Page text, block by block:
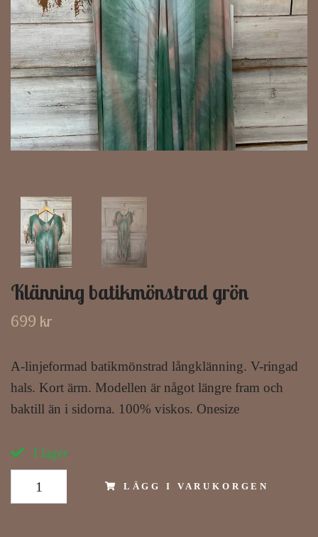
Klänning batikmönstrad grön
699 kr
A-linjeformad batikmönstrad långklänning. V-ringad
hals. Kort ärm. Modellen är något längre fram och
baktill än i sidorna. 100% viskos. Onesize
I lager
LÄGG I VARUKORGEN